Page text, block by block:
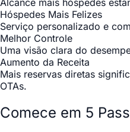
Hóspedes Mais Felizes
Serviço personalizado e
Melhor Controle
Uma visão clara do
Aumento da Receita
Mais reservas diretas
OTAs.
Comece em 5